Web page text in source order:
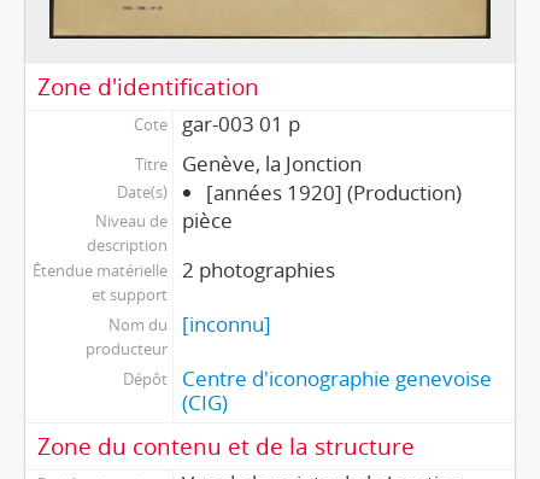
Zone d'identification
Cote gar-003 01 p
Titre Genève, la Jonction
Date(s) [années 1920] (Production)
Niveau de
description
pièce
Étendue matérielle
et support
2 photographies
Nom du
producteur
[inconnu]
Dépôt
Centre d'iconographie genevoise
(CIG)
Zone du contenu et de la structure